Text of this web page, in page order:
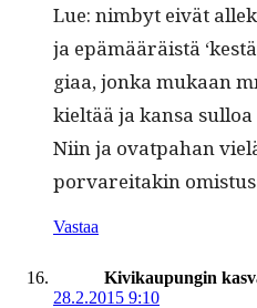
Lue: nim­byt eivät
ja epämääräistä
giaa, jon­ka mukaan
kieltää ja kansa
Niin ja ovat­pa­han
por­vare­itakin
Vastaa
Kivikaupungin
28.2.2015 9:10